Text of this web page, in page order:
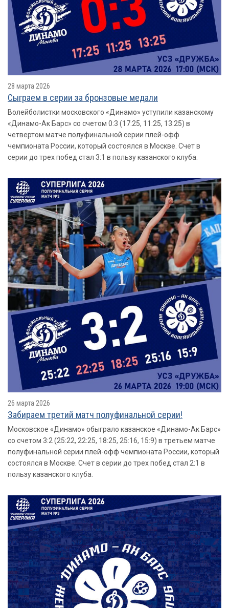
28 марта 2026
Сыграем в серии за бронзовые медали
Волейболистки московского «Динамо» уступили казанскому
«Динамо-Ак Барс» со счетом 0:3 (17:25, 11:25, 13:25) в
четвертом матче полуфинальной серии плей-офф
чемпионата России, который состоялся в Москве. Счет в
серии до трех побед стал 3:1 в пользу казанского клуба.
26 марта 2026
Забираем третий матч полуфинальной серии!
Московское «Динамо» обыграло казанское «Динамо-Ак Барс»
со счетом 3:2 (25:22, 22:25, 18:25, 25:16, 15:9) в третьем матче
полуфинальной серии плей-офф чемпионата России, который
состоялся в Москве. Счет в серии до трех побед стал 2:1 в
пользу казанского клуба.